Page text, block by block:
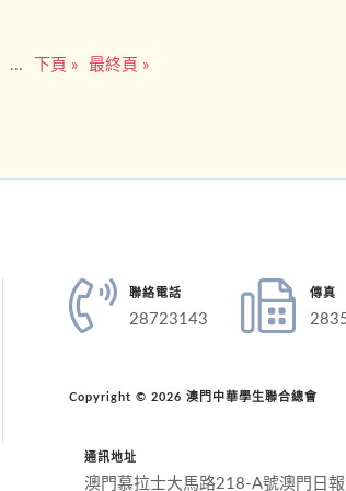
... 下頁 » 最終頁 »
聯絡電話
28723143
傳真
Copyright © 2026 澳門中華學生聯合總會
通訊地址
澳門慕拉士大馬路218-A號澳門日